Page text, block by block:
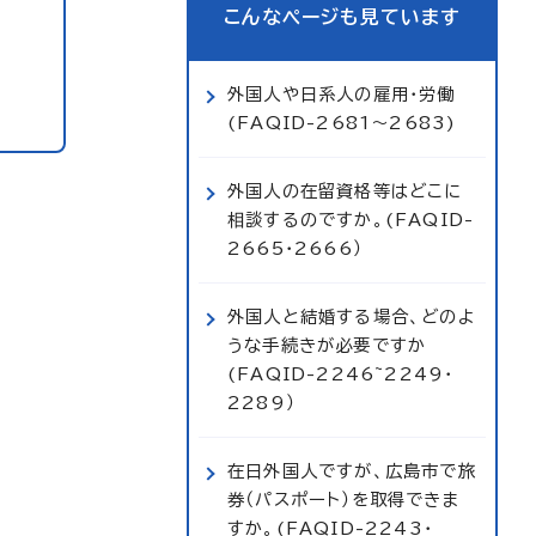
こんなページも見ています
外国人や日系人の雇用・労働
(FAQID-2681～2683)
外国人の在留資格等はどこに
相談するのですか。(FAQID-
2665・2666）
外国人と結婚する場合、どのよ
うな手続きが必要ですか
(FAQID-2246~2249・
2289）
在日外国人ですが、広島市で旅
券（パスポート）を取得できま
すか。(FAQID-2243・